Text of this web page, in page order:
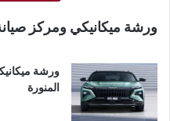
ورشة ميكانيكي ومركز صيانة
ورشة
المنورة